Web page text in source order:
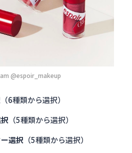
@espoir_makeup
（6種類から選択）
（5種類から選択）
選択 （5種類から選択）